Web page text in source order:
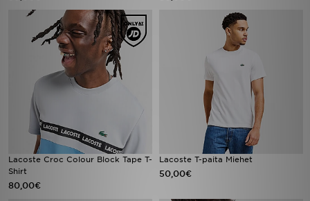
Lacoste Croc Colour Block Tape T-
Shirt
80,00€
Lacoste T-paita Miehet
50,00€